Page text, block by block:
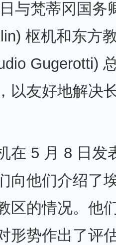
与梵蒂冈国务
枢机和东方
Gugerotti)
以友好地解决
在 5 月 8 日发
向他们介绍了
区的情况。他
形势作出了评